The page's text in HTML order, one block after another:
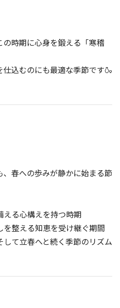
時期に心身を鍛える「寒稽
込むのにも最適な季節です🍶
春への歩みが静かに始まる節
る心構えを持つ時期
整える知恵を受け継ぐ期間
て立春へと続く季節のリズム